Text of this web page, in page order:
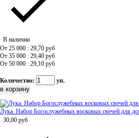
В наличии
От 25 000 : 29,70 руб
От 35 000 : 29,40 руб
От 50 000 : 29,10 руб
Количество: уп.
Лука. Набор Богослужебных восковых свечей для
30,00 руб